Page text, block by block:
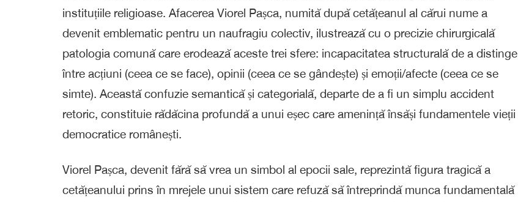
instituțiile religioase. Afacerea Viorel Pașca, numită după cetățeanul al cărui nume a
devenit emblematic pentru un naufragiu colectiv, ilustrează cu o precizie chirurgicală
patologia comună care erodează aceste trei sfere: incapacitatea structurală de a distinge
între acțiuni (ceea ce se face), opinii (ceea ce se gândește) și emoții/afecte (ceea ce se
simte). Această confuzie semantică și categorială, departe de a fi un simplu accident
retoric, constituie rădăcina profundă a unui eșec care amenință însăși fundamentele vieții
democratice românești.
Viorel Pașca, devenit fără să vrea un simbol al epocii sale, reprezintă figura tragică a
cetățeanului prins în mrejele unui sistem care refuză să întreprindă munca fundamentală